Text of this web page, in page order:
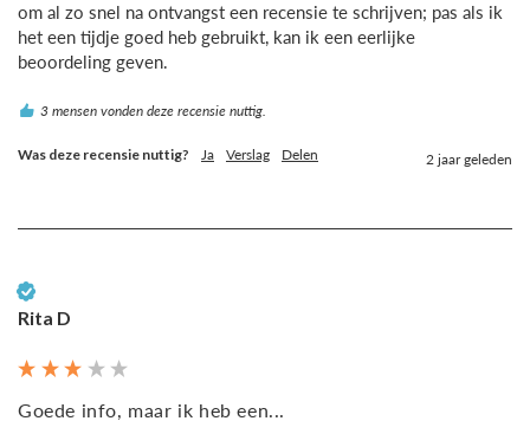
om al zo snel na ontvangst een recensie te schrijven; pas als ik
het een tijdje goed heb gebruikt, kan ik een eerlijke
beoordeling geven.
3 mensen vonden deze recensie nuttig.
Was deze recensie nuttig? Ja Verslag Delen 2 jaar geleden
Rita D
Goede info, maar ik heb een...